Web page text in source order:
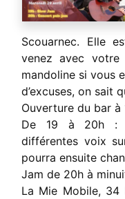
Scouarnec. Elle
venez avec votre
mandoline si vous
d’excuses, on sait
Ouverture du bar à
De 19 à 20h :
différentes voix
pourra ensuite
Jam de 20h à
La Mie Mobile, 34